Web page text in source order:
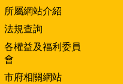
所屬網站介紹
法規查詢
各權益及福利委員
會
市府相關網站